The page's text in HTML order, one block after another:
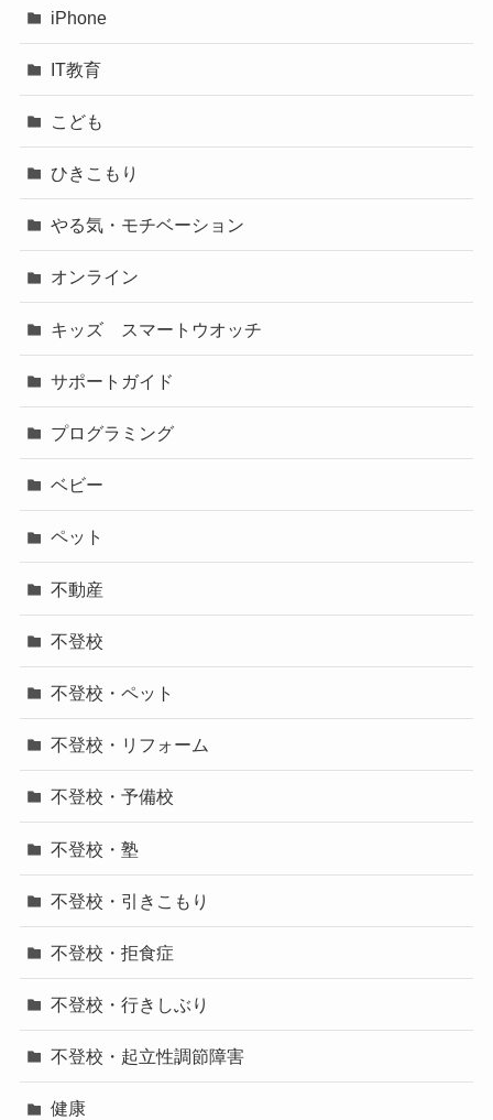
iPhone
IT教育
こども
ひきこもり
やる気・モチベーション
オンライン
キッズ スマートウオッチ
サポートガイド
プログラミング
ベビー
ペット
不動産
不登校
不登校・ペット
不登校・リフォーム
不登校・予備校
不登校・塾
不登校・引きこもり
不登校・拒食症
不登校・行きしぶり
不登校・起立性調節障害
健康